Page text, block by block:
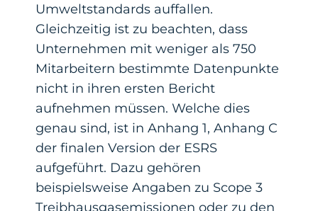
Umweltstandards auffallen.
Gleichzeitig ist zu beachten, dass
Unternehmen mit weniger als 750
Mitarbeitern bestimmte Datenpunkte
nicht in ihren ersten Bericht
aufnehmen müssen. Welche dies
genau sind, ist in Anhang 1, Anhang C
der finalen Version der ESRS
aufgeführt. Dazu gehören
beispielsweise Angaben zu Scope 3
Treibhausgasemissionen oder zu den